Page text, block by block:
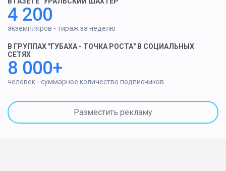
4 200
экземпляров - тираж за неделю
В ГРУППАХ "ГУБАХА - ТОЧКА РОСТА" В СОЦИАЛЬНЫХ
СЕТЯХ
8 000+
человек - суммарное количество подписчиков
Разместить рекламу